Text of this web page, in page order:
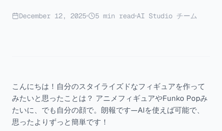
December 12, 2025 5 min read AI Studio チーム
こんにちは！自分のスタイライズドなフィギュアを作って
みたいと思ったことは？ アニメフィギュアやFunko Popみ
たいに、でも自分の顔で。朗報です—AIを使えば可能で、
思ったよりずっと簡単です！